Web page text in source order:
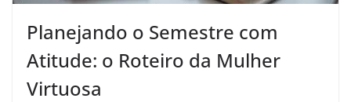
Planejando o Semestre com
Atitude: o Roteiro da Mulher
Virtuosa